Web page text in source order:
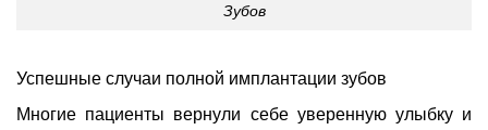
Зубов
Успешные случаи полной имплантации зубов
Многие пациенты вернули себе уверенную улыбку и